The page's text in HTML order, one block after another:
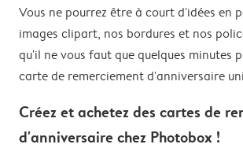
Vous ne pourrez être à court d'idées en
images clipart, nos bordures et nos
qu'il ne vous faut que quelques minutes
carte de remerciement d'anniversaire
Créez et achetez des cartes de
d'anniversaire chez Photobox !